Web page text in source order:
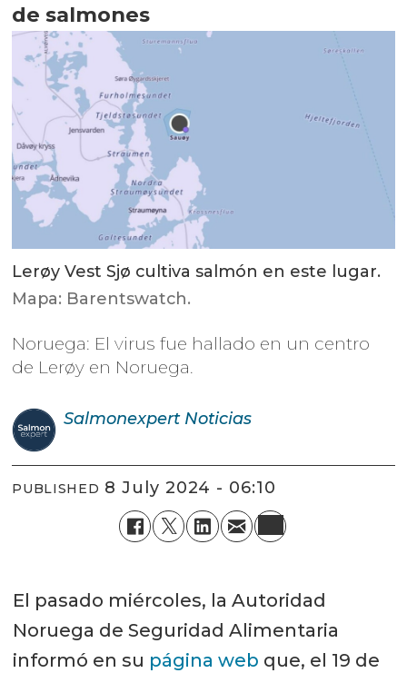
de salmones
Lerøy Vest Sjø cultiva salmón en este lugar.
Mapa: Barentswatch.
Noruega: El virus fue hallado en un centro
de Lerøy en Noruega.
Salmonexpert Noticias
PUBLISHED 8 July 2024 - 06:10
El pasado miércoles, la Autoridad
Noruega de Seguridad Alimentaria
informó en su página web que, el 19 de